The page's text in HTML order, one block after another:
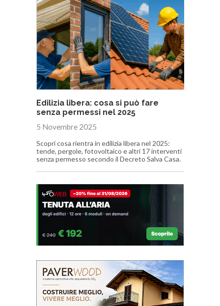
Edilizia libera: cosa si può fare
senza permessi nel 2025
5 Novembre 2025
Scopri cosa rientra in edilizia libera nel 2025:
tende, pergole, fotovoltaico e altri 17 interventi
senza permesso secondo il Decreto Salva Casa.